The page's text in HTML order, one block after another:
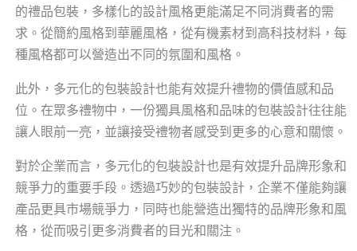
的禮品包裝，多樣化的設計風格更能滿足不同消費者的需
求。從簡約風格到華麗風格，從有機素材到高科技材料，每
種風格都可以營造出不同的氛圍和風格。
此外，多元化的包裝設計也能有效提升禮物的價值感和品
位。在眾多禮物中，一份獨具風格和品味的包裝設計往往能
讓人眼前一亮，並讓接受禮物者感受到更多的心意和關懷。
對於企業而言，多元化的包裝設計也是有效提升品牌形象和
競爭力的重要手段。透過巧妙的包裝設計，企業不僅能夠讓
產品更具市場競爭力，同時也能營造出獨特的品牌形象和風
格，從而吸引更多消費者的目光和關注。